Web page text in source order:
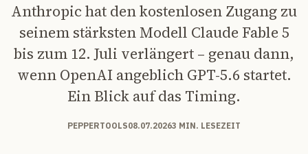
Anthropic hat den kostenlosen Zugang zu
seinem stärksten Modell Claude Fable 5
bis zum 12. Juli verlängert – genau dann,
wenn OpenAI angeblich GPT-5.6 startet.
Ein Blick auf das Timing.
PEPPERTOOLS08.07.20263 MIN. LESEZEIT